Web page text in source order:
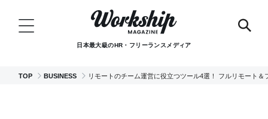
日本最大級のHR・フリーランスメディア
TOP BUSINESS リモートのチーム運営に役立つツール4選！ フルリモート